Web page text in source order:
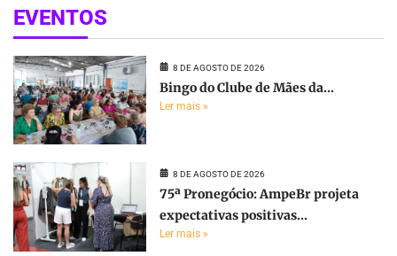
EVENTOS
8 DE AGOSTO DE 2026
Bingo do Clube de Mães da...
Ler mais »
8 DE AGOSTO DE 2026
75ª Pronegócio: AmpeBr projeta
expectativas positivas...
Ler mais »